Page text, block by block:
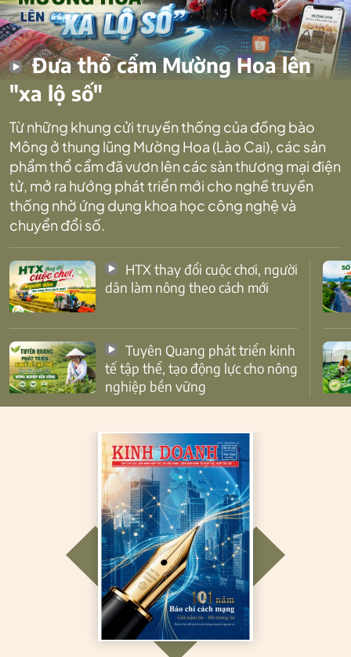
Đưa thổ cẩm Mường Hoa lên
"xa lộ số"
Từ những khung cửi truyền thống của đồng bào
Mông ở thung lũng Mường Hoa (Lào Cai), các sản
phẩm thổ cẩm đã vươn lên các sàn thương mại điện
tử, mở ra hướng phát triển mới cho nghề truyền
thống nhờ ứng dụng khoa học công nghệ và
chuyển đổi số.
dân làm nông theo cách mới
tế tập thể, tạo động lực cho nông
nghiệp bền vững